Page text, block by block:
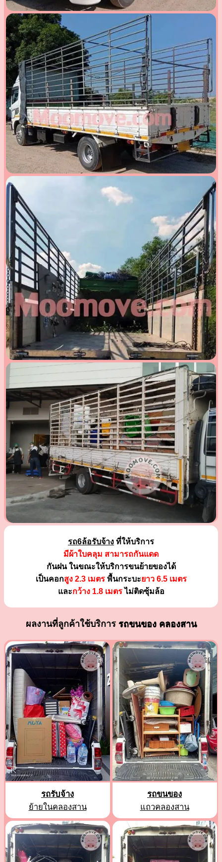
รถ6ล้อรับจ้าง ที่ให้บริการ
มีผ้าใบคลุม สามารถกันแดด
กันฝน ในขณะให้บริการขนย้ายของได้
เป็นคอกสูง 2.3 เมตรพื้นกระบะยาว 6.5 เมตร
และกว้าง 1.8 เมตรไม่ติดซุ้มล้อ
ผลงานที่ลูกค้าใช้บริการ รถขนของ คลองสาน
รถรับจ้าง
ย้ายในคลองสาน
รถขนของ
แถวคลองสาน